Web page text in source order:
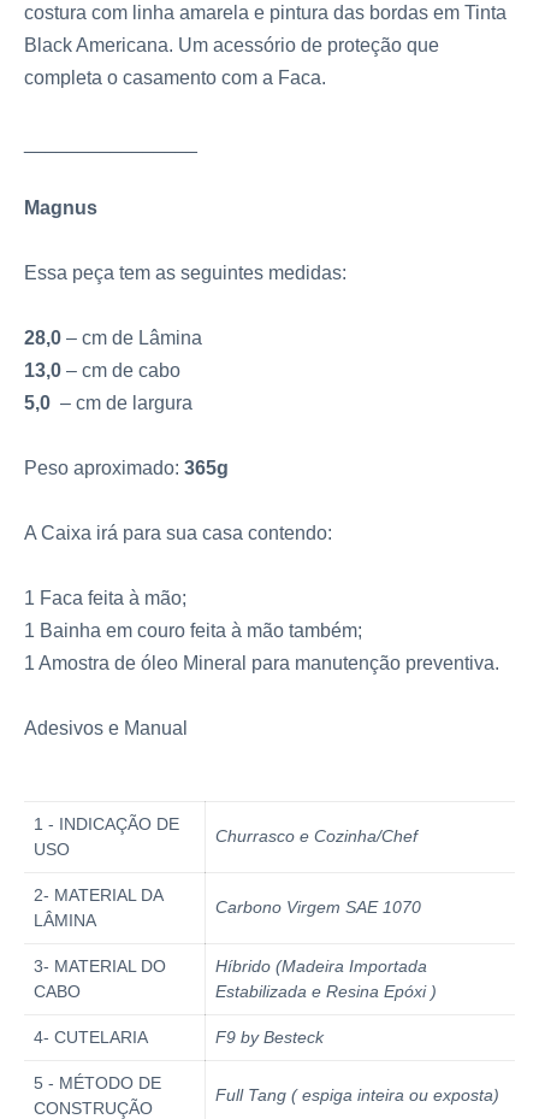
costura com linha amarela e pintura das bordas em Tinta
Black Americana. Um acessório de proteção que
completa o casamento com a Faca.
Magnus
Essa peça tem as seguintes medidas:
28,0 – cm de Lâmina
13,0 – cm de cabo
5,0 – cm de largura
Peso aproximado: 365g
A Caixa irá para sua casa contendo:
1 Faca feita à mão;
1 Bainha em couro feita à mão também;
1 Amostra de óleo Mineral para manutenção preventiva.
Adesivos e Manual
1 - INDICAÇÃO DE
USO
Churrasco e Cozinha/Chef
2- MATERIAL DA
LÂMINA
Carbono Virgem SAE 1070
3- MATERIAL DO
CABO
Híbrido (Madeira Importada
Estabilizada e Resina Epóxi )
4- CUTELARIA F9 by Besteck
5 - MÉTODO DE
CONSTRUÇÃO
Full Tang ( espiga inteira ou exposta)